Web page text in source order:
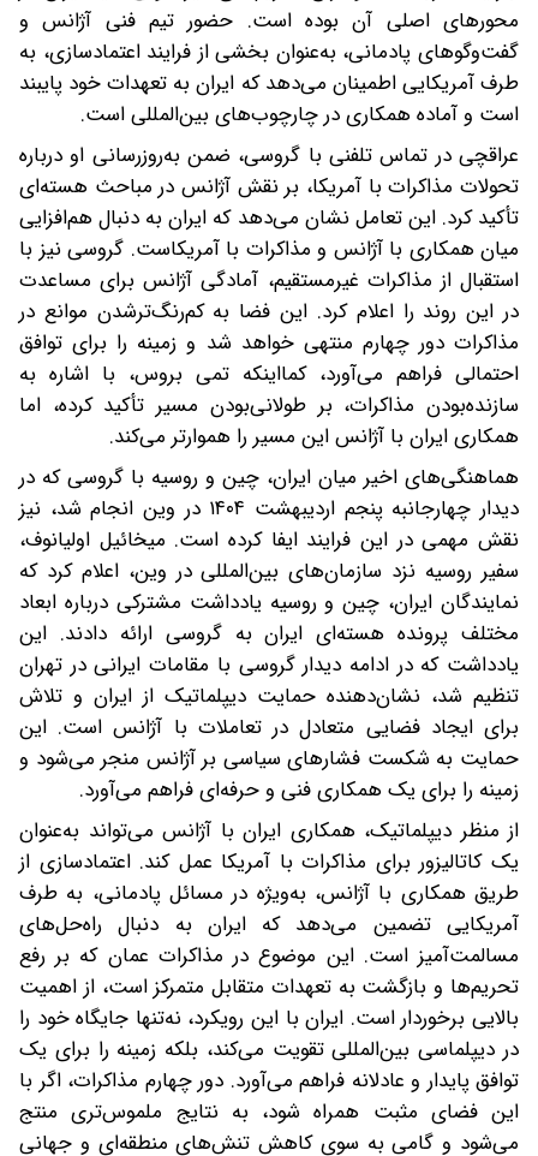
محورهای اصلی آن بوده است. حضور تیم فنی آژانس و
گفت‌وگوهای پادمانی، به‌عنوان بخشی از فرایند اعتمادسازی، به
طرف آمریکایی اطمینان می‌دهد که ایران به تعهدات خود پایبند
است و آماده همکاری در چارچوب‌های بین‌المللی است.
عراقچی در تماس تلفنی با گروسی، ضمن به‌روزرسانی او درباره
تحولات مذاکرات با آمریکا، بر نقش آژانس در مباحث هسته‌ای
تأکید کرد. این تعامل نشان می‌دهد که ایران به‌ دنبال هم‌افزایی
میان همکاری با آژانس و مذاکرات با آمریکاست. گروسی نیز با
استقبال از مذاکرات غیرمستقیم، آمادگی آژانس برای مساعدت
در این روند را اعلام کرد. این فضا به کم‌رنگ‌ترشدن موانع در
مذاکرات دور چهارم منتهی خواهد شد و زمینه را برای توافق
احتمالی فراهم می‌آورد، کما‌اینکه تمی بروس، با اشاره به
سازنده‌بودن مذاکرات، بر طولانی‌بودن مسیر تأکید کرده، اما
همکاری ایران با آژانس این مسیر را هموارتر می‌کند.
هماهنگی‌های اخیر میان ایران، چین و روسیه با گروسی که در
دیدار چهارجانبه پنجم اردیبهشت ۱۴۰۴ در وین انجام شد، نیز
نقش مهمی در این فرایند ایفا کرده است. میخائیل اولیانوف،
سفیر روسیه نزد سازمان‌های بین‌المللی در وین، اعلام کرد که
نمایندگان ایران، چین و روسیه یادداشت مشترکی درباره ابعاد
مختلف پرونده هسته‌ای ایران به گروسی ارائه دادند. این
یادداشت که در ادامه دیدار گروسی با مقامات ایرانی در تهران
تنظیم شد، نشان‌دهنده حمایت دیپلماتیک از ایران و تلاش
برای ایجاد فضایی متعادل در تعاملات با آژانس است. این
حمایت به شکست فشارهای سیاسی بر آژانس منجر می‌شود و
زمینه را برای یک همکاری فنی و حرفه‌ای فراهم می‌آورد.
از منظر دیپلماتیک، همکاری ایران با آژانس می‌تواند به‌عنوان
یک کاتالیزور برای مذاکرات با آمریکا عمل کند. اعتمادسازی از
طریق همکاری با آژانس، به‌ویژه در مسائل پادمانی، به طرف
آمریکایی تضمین می‌دهد که ایران به‌ دنبال راه‌حل‌های
مسالمت‌آمیز است. این موضوع در مذاکرات عمان که بر رفع
تحریم‌ها و بازگشت به تعهدات متقابل متمرکز است، از اهمیت
بالایی برخوردار است. ایران با این رویکرد، نه‌تنها جایگاه خود را
در دیپلماسی بین‌المللی تقویت می‌کند، بلکه زمینه را برای یک
توافق پایدار و عادلانه فراهم می‌آورد. دور چهارم مذاکرات، اگر با
این فضای مثبت همراه شود، به نتایج ملموس‌تری منتج
می‌شود و گامی به سوی کاهش تنش‌های منطقه‌ای و جهانی